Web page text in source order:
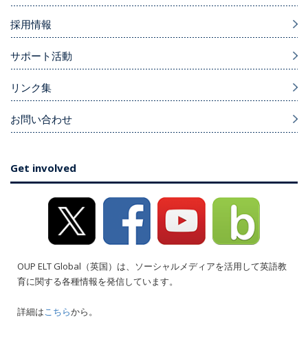
採用情報
サポート活動
リンク集
お問い合わせ
Get involved
OUP ELT Global（英国）は、ソーシャルメディアを活用して英語教
育に関する各種情報を発信しています。
詳細はこちらから。